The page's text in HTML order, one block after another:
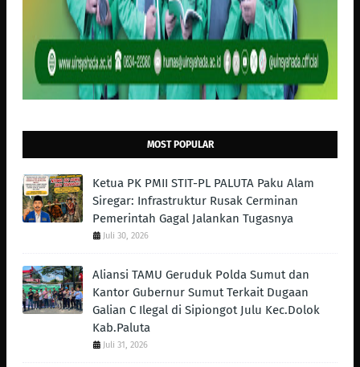
MOST POPULAR
Ketua PK PMII STIT-PL PALUTA Paku Alam
Siregar: Infrastruktur Rusak Cerminan
Pemerintah Gagal Jalankan Tugasnya
Juli 30, 2026
Aliansi TAMU Geruduk Polda Sumut dan
Kantor Gubernur Sumut Terkait Dugaan
Galian C Ilegal di Sipiongot Julu Kec.Dolok
Kab.Paluta
Juli 31, 2026